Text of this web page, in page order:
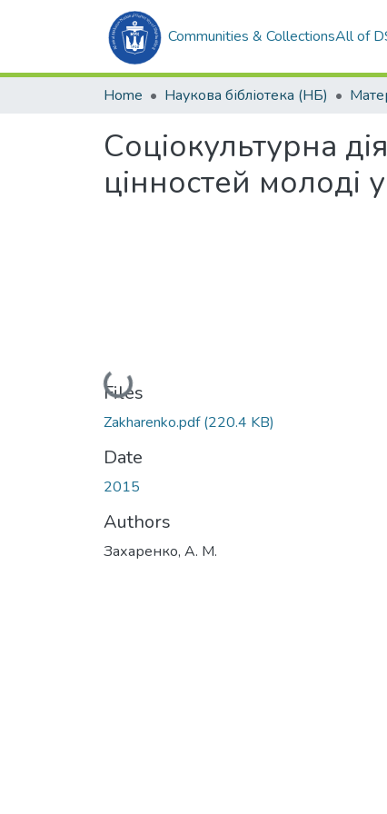
Communities & CollectionsAll of
Home Наукова бібліотека (НБ)
Соціокультурна
цінностей молоді
Loading...
Files
Zakharenko.pdf(220.4 KB)
Date
2015
Authors
Захаренко, А. М.